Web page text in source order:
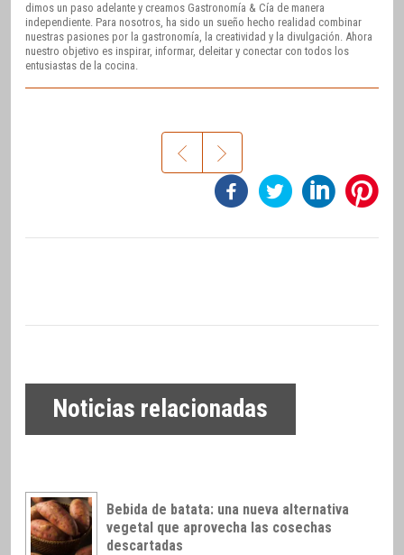
dimos un paso adelante y creamos Gastronomía & Cía de manera
independiente. Para nosotros, ha sido un sueño hecho realidad combinar
nuestras pasiones por la gastronomía, la creatividad y la divulgación. Ahora
nuestro objetivo es inspirar, informar, deleitar y conectar con todos los
entusiastas de la cocina.
Noticias relacionadas
Bebida de batata: una nueva alternativa
vegetal que aprovecha las cosechas
descartadas